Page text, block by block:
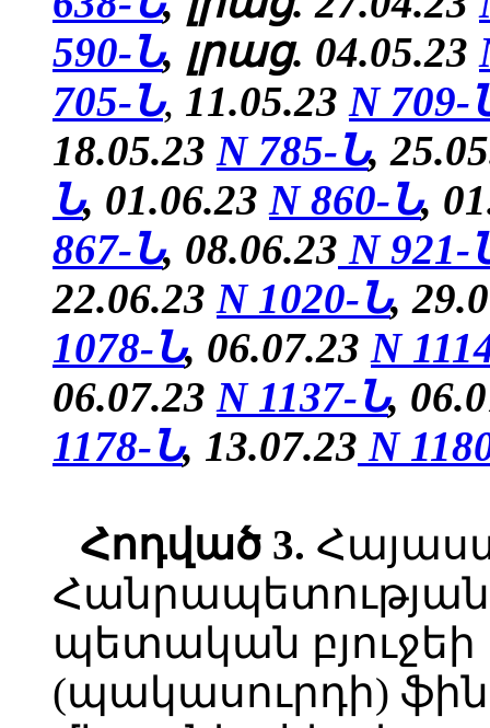
590-Ն, լրաց. 04.05.23
705-Ն, 11.05.23 N 709-
18.05.23 N 785-Ն,
Ն, 01.06.23 N 860-Ն,
867-Ն, 08.06.23 N 921-
22.06.23 N 1020-Ն,
1078-Ն, 06.07.23 N
06.07.23 N 1137-Ն,
1178-Ն, 13.07.23 N
Հոդված 3.
Հանրապետության
պետական
(պակասուրդի)